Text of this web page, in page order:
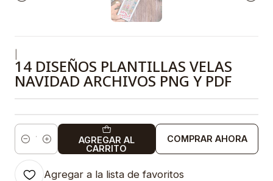
14 DISEÑOS PLANTILLAS VELAS
NAVIDAD ARCHIVOS PNG Y PDF
Cantidad
AGREGAR AL
CARRITO
COMPRAR AHORA
Agregar a la lista de favoritos